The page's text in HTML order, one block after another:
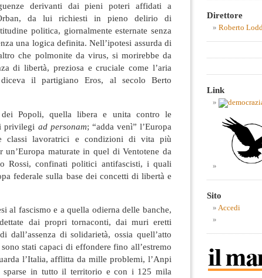
derivanti dai pieni poteri affidati a
da lui richiesti in pieno delirio di
politica, giornalmente esternate senza
una logica definita. Nell’ipotesi assurda di
che polmonite da virus, si morirebbe da
di libertà, preziosa e cruciale come l’aria
il partigiano Eros, al secolo Berto
dei Popoli, quella libera e unita contro le
privilegi ad personam; “adda venì” l’Europa
classi lavoratrici e condizioni di vita più
un’Europa maturate in quel di Ventotene da
Rossi, confinati politici antifascisti, i quali
federale sulla base dei concetti di libertà e
al fascismo e a quella odierna delle banche,
dai propri tornaconti, dai muri eretti
dall’assenza di solidarietà, ossia quell’atto
stati capaci di effondere fino all’estremo
l’Italia, afflitta da mille problemi, l’Anpi
sparse in tutto il territorio e con i 125 mila
Direttore
Roberto
Link
Sito
Accedi